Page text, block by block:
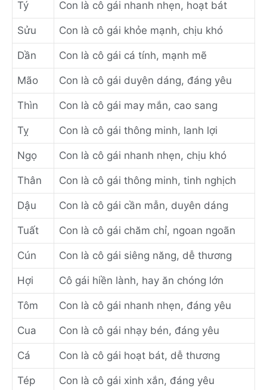
Tý Con là cô gái nhanh nhẹn, hoạt bát
Sửu Con là cô gái khỏe mạnh, chịu khó
Dần Con là cô gái cá tính, mạnh mẽ
Mão Con là cô gái duyên dáng, đáng yêu
Thìn Con là cô gái may mắn, cao sang
Tỵ Con là cô gái thông minh, lanh lợi
Ngọ Con là cô gái nhanh nhẹn, chịu khó
Thân Con là cô gái thông minh, tinh nghịch
Dậu Con là cô gái cần mẫn, duyên dáng
Tuất Con là cô gái chăm chỉ, ngoan ngoãn
Cún Con là cô gái siêng năng, dễ thương
Hợi Cô gái hiền lành, hay ăn chóng lớn
Tôm Con là cô gái nhanh nhẹn, đáng yêu
Cua Con là cô gái nhạy bén, đáng yêu
Cá Con là cô gái hoạt bát, dễ thương
Tép Con là cô gái xinh xắn, đáng yêu